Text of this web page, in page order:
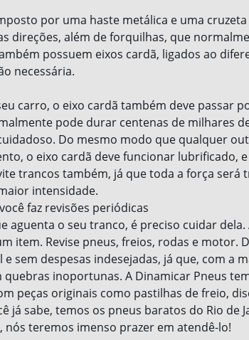
por uma haste metálica e uma
direções, além de forquilhas, que
possuem eixos cardã, ligados ao
necessária.
carro, o eixo cardã também deve passar
pode durar centenas de milhares
Do mesmo modo que qualquer
o eixo cardã deve funcionar lubrificado,
trancos também, já que toda a força será
intensidade.
faz revisões periódicas
aguenta o seu tranco, é preciso cuidar dela.
item. Revise pneus, freios, rodas e motor.
sem despesas indesejadas, já que, com a
inoportunas. A Dinamicar Pneus
peças originais como pastilhas de freio,
já sabe, temos os pneus baratos do Rio de
teremos imenso prazer em atendê-lo!